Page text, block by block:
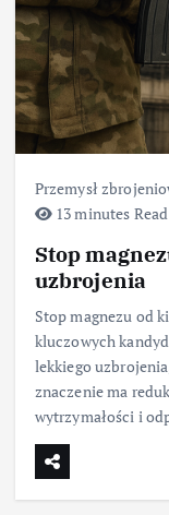
Przemysł
13 minutes Read
Stop
uzbrojenia
Stop magnezu od
kluczowych
lekkiego
znaczenie ma
wytrzymałości i